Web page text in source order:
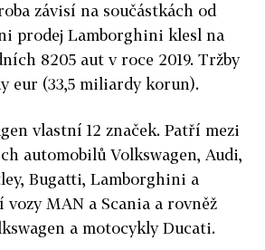
závisí na součástkách od
prodej Lamborghini klesl na
8205 aut v roce 2019. Tržby
eur (33,5 miliardy korun).
vlastní 12 značek. Patří mezi
automobilů Volkswagen, Audi,
Bugatti, Lamborghini a
vozy MAN a Scania a rovněž
a motocykly Ducati.